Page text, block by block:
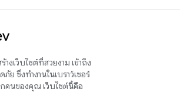
างเว็บไซต์ที่สวยงาม เข้าถึง
ย ซึ่งทำงานในเบราว์เซอร์
คนของคุณ เว็บไซต์นี้คือ